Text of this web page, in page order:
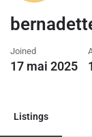
Joined
17 mai 2025 1
Listings